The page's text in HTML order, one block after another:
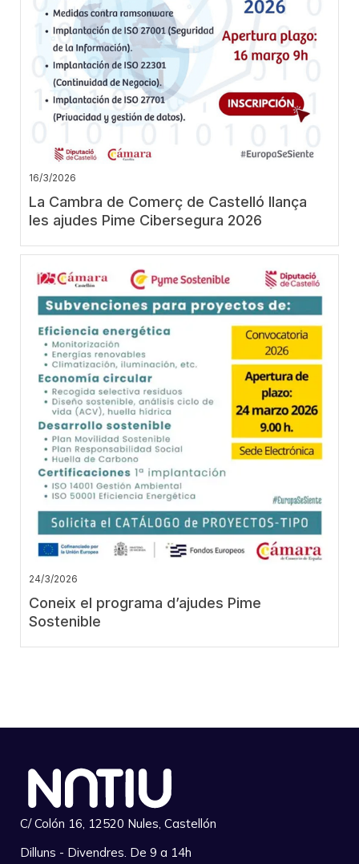
16/3/2026
La Cambra de Comerç de Castelló llança
les ajudes Pime Cibersegura 2026
24/3/2026
Coneix el programa d’ajudes Pime
Sostenible
C/ Colón 16, 12520 Nules, Castellón
Dilluns - Divendres. De 9 a 14h